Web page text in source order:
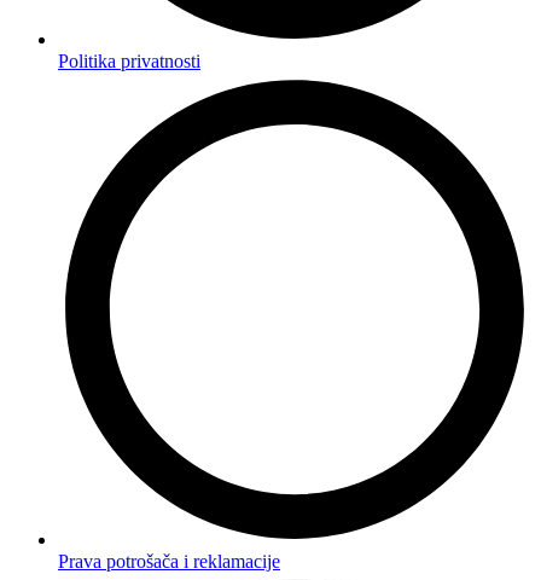
Politika privatnosti
Prava potrošača i reklamacije